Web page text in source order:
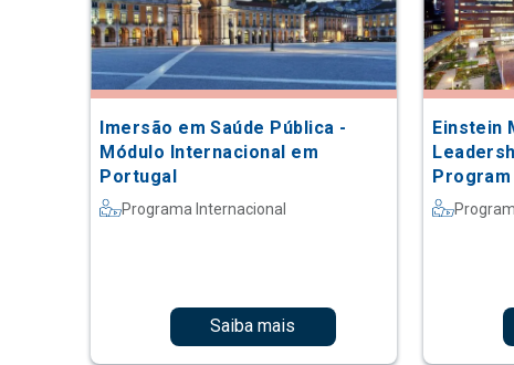
Imersão em Saúde Pública -
Módulo Internacional em
Portugal
Programa Internacional
Saiba mais
Einstein
na